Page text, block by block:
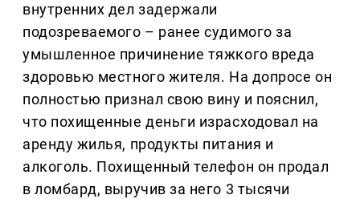
внутренних дел задержали
подозреваемого – ранее судимого за
умышленное причинение тяжкого вреда
здоровью местного жителя. На допросе он
полностью признал свою вину и пояснил,
что похищенные деньги израсходовал на
аренду жилья, продукты питания и
алкоголь. Похищенный телефон он продал
в ломбард, выручив за него 3 тысячи